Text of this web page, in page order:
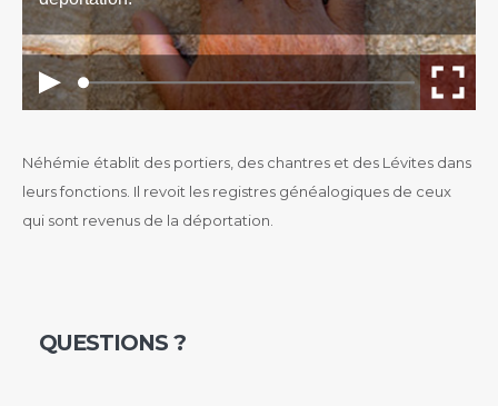
Néhémie établit des portiers, des chantres et des Lévites dans
leurs fonctions. Il revoit les registres généalogiques de ceux
qui sont revenus de la déportation.
QUESTIONS ?